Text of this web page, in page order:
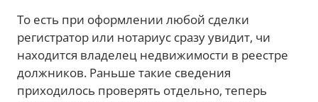
То есть при оформлении любой сделки
регистратор или нотариус сразу увидит, чи
находится владелец недвижимости в реестре
должников. Раньше такие сведения
приходилось проверять отдельно, теперь